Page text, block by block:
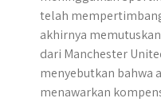
telah
akhirnya
dari Manchester
menyebutkan bahwa
menawarkan